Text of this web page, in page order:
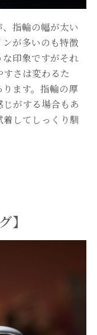
指輪の幅が太い
が多いのも特徴
印象ですがそれ
さは変わるた
ます。指輪の厚
がする場合もあ
してしっくり馴
】